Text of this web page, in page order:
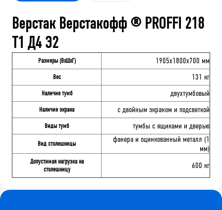
Верстак Верстакофф ® PROFFI 218
Т1 Д4 Э2
Размеры (ВхШхГ) 1905x1800x700 мм
Вес 131 кг
Наличие тумб двухтумбовый
Наличие экрана с двойным экраном и подсветкой
Виды тумб тумбы с ящиками и дверью
Вид столешницы
фанера и оцинкованный металл (1
мм)
Допустимая нагрузка на
столешницу
600 кг